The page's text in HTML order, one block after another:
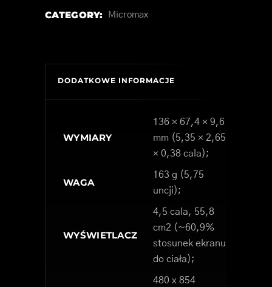
CATEGORY: Micromax
DODATKOWE INFORMACJE
WYMIARY
136 × 67,4 × 9,6
mm (5,35 × 2,65
× 0,38 cala);
WAGA
163 g (5,75
uncji);
WYŚWIETLACZ
4,5 cala, 55,8
cm2 (~60,9%
stosunek ekranu
do ciała);
480 x 854